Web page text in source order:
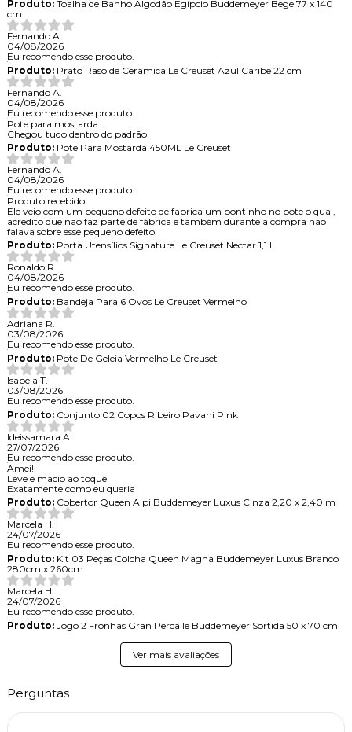
Produto:Toalha de Banho Algodão Egípcio Buddemeyer Bege 77 x 140
cm
Fernando A.
04/08/2026
Eu recomendo esse produto.
Produto:Prato Raso de Cerâmica Le Creuset Azul Caribe 22 cm
Fernando A.
04/08/2026
Eu recomendo esse produto.
Pote para mostarda
Chegou tudo dentro do padrão
Produto:Pote Para Mostarda 450ML Le Creuset
Fernando A.
04/08/2026
Eu recomendo esse produto.
Produto recebido
Ele veio com um pequeno defeito de fabrica um pontinho no pote o qual,
acredito que não faz parte de fábrica e também durante a compra não
falava sobre esse pequeno defeito.
Produto:Porta Utensílios Signature Le Creuset Nectar 1,1 L
Ronaldo R.
04/08/2026
Eu recomendo esse produto.
Produto:Bandeja Para 6 Ovos Le Creuset Vermelho
Adriana R.
03/08/2026
Eu recomendo esse produto.
Produto:Pote De Geleia Vermelho Le Creuset
Isabela T.
03/08/2026
Eu recomendo esse produto.
Produto:Conjunto 02 Copos Ribeiro Pavani Pink
Ideissamara A.
27/07/2026
Eu recomendo esse produto.
Amei!!
Leve e macio ao toque
Exatamente como eu queria
Produto:Cobertor Queen Alpi Buddemeyer Luxus Cinza 2,20 x 2,40 m
Marcela H.
24/07/2026
Eu recomendo esse produto.
Produto:Kit 03 Peças Colcha Queen Magna Buddemeyer Luxus Branco
280cm x 260cm
Marcela H.
24/07/2026
Eu recomendo esse produto.
Produto:Jogo 2 Fronhas Gran Percalle Buddemeyer Sortida 50 x 70 cm
Ver mais avaliações
Perguntas